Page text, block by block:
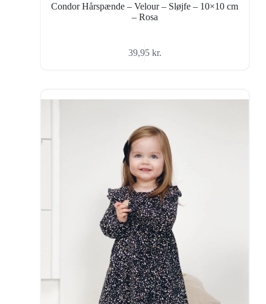
Condor Hårspænde – Velour – Sløjfe – 10×10 cm
– Rosa
39,95 kr.